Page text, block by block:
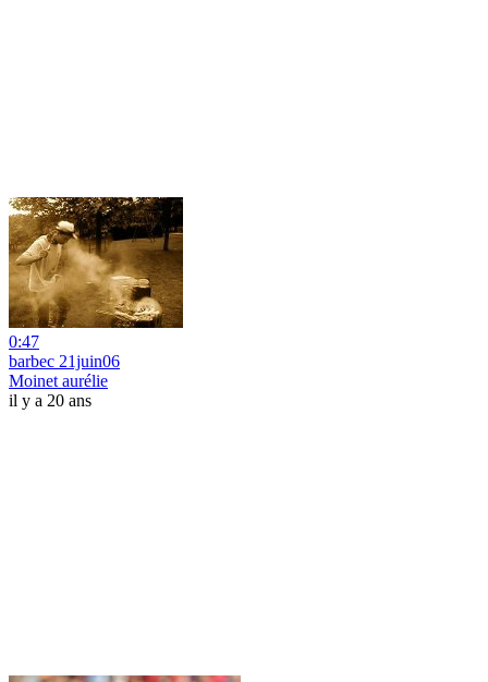
0:47
barbec 21juin06
Moinet aurélie
il y a 20 ans